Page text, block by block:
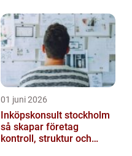
01 juni 2026
Inköpskonsult stockholm
så skapar företag
kontroll, struktur och